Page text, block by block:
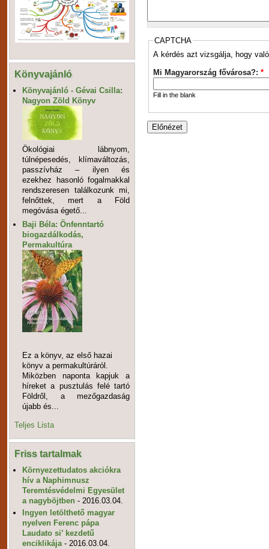
Könyvajánló
Könyvajánló - Gévai Csilla:
Nagyon Zöld Könyv
Ökológiai lábnyom,
túlnépesedés, klímaváltozás,
passzívház – ilyen és
ezekhez hasonló fogalmakkal
rendszeresen találkozunk mi,
felnőttek, mert a Föld
megóvása égető...
Baji Béla: Önfenntartó
biogazdálkodás,
Permakultúra
Ez a könyv, az első hazai
könyv a permakultúráról.
Miközben naponta kapjuk a
híreket a pusztulás felé tartó
Földről, a mezőgazdaság
újabb és...
Teljes Lista
Friss tartalmak
Környezettudatos akciókra
hív a Naphimnusz
Teremtésvédelmi Egyesület
a nagyböjtben - 2016.03.04.
Ingyen letölthető magyar
nyelven Ferenc pápa
Laudato si’ kezdetű
enciklikája - 2016.03.04.
CAPTCHA
A kérdés azt vizsgálja, hogy
Mi Magyarország fővárosa?: *
Fill in the blank